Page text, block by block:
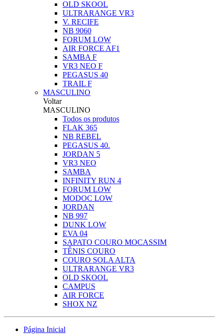
OLD SKOOL
ULTRARANGE VR3
V. RECIFE
NB 9060
FORUM LOW
AIR FORCE AF1
SAMBA F
VR3 NEO F
PEGASUS 40
TRAIL F
MASCULINO
Voltar
MASCULINO
Todos os produtos
FLAK 365
NB REBEL
PEGASUS 40.
JORDAN 5
VR3 NEO
SAMBA
INFINITY RUN 4
FORUM LOW
MODOC LOW
JORDAN
NB 997
DUNK LOW
EVA 04
SAPATO COURO MOCASSIM
TÊNIS COURO
COURO SOLA ALTA
ULTRARANGE VR3
OLD SKOOL
CAMPUS
AIR FORCE
SHOX NZ
Página Inicial